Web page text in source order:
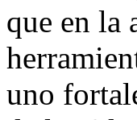
que en la
uno